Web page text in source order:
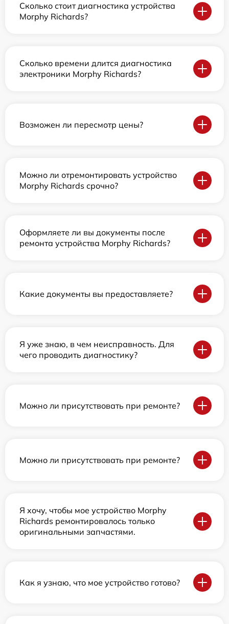
Сколько стоит диагностика устройства
Morphy Richards?
Сколько времени длится диагностика
электроники Morphy Richards?
Возможен ли пересмотр цены?
Можно ли отремонтировать устройство
Morphy Richards срочно?
Оформляете ли вы документы после
ремонта устройства Morphy Richards?
Какие документы вы предоставляете?
Я уже знаю, в чем неисправность. Для
чего проводить диагностику?
Можно ли присутствовать при ремонте?
Можно ли присутствовать при ремонте?
Я хочу, чтобы мое устройство Morphy
Richards ремонтировалось только
оригинальными запчастями.
Как я узнаю, что мое устройство готово?